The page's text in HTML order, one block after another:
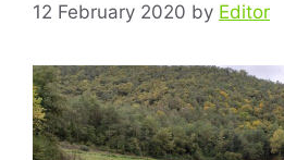
12 February 2020 by Editor